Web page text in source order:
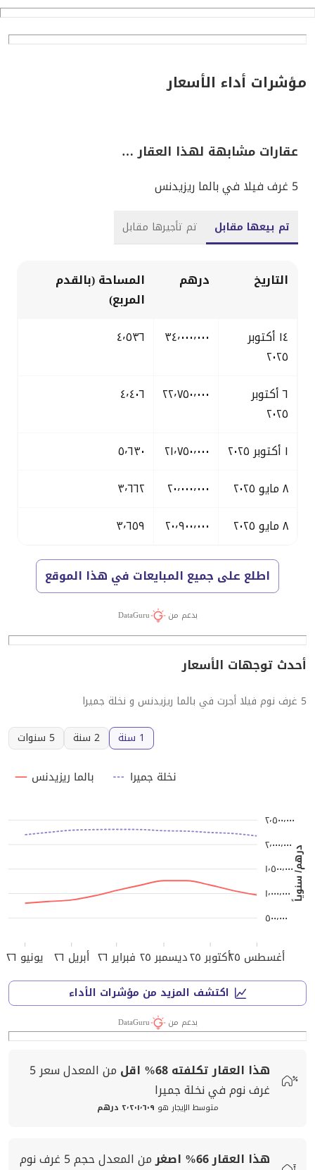
مؤشرات أداء الأسعار
عقارات مشابهة لهذا العقار …
5 غرف فيلا في بالما ريزيدنس
تم بيعها مقابل تم تأجيرها مقابل
التاريخ درهم
المساحة (بالقدم
المربع)
١٤ أكتوبر
٢٠٢٥
٣٤٬٠٠٠٬٠٠٠ ٤٬٥٣٦
٦ أكتوبر
٢٠٢٥
٢٢٬٧٥٠٬٠٠٠ ٤٬٤٠٦
١ أكتوبر ٢٠٢٥ ٢١٬٧٥٠٬٠٠٠
٥٬٦٣٠
٨ مايو ٢٠٢٥
٢٠٬٠٠٠٬٠٠٠
٣٬٦٦٢
٨ مايو ٢٠٢٥
٢٠٬٩٠٠٬٠٠٠ ٣٬٦٥٩
اطلع على جميع المبايعات في هذا الموقع
بدعم من DataGuru
أحدث توجهات الأسعار
5 غرف نوم فيلا أجرت في بالما ريزيدنس و نخلة جميرا
1 سنة
2 سنة 5 سنوات
أغسطس ٢٥ أكتوبر ٢٥ ديسمبر ٢٥ فبراير ٢٦ أبريل ٢٦ يونيو ٢٦
درهم/ سنوياً
٥٠٠٬٠٠٠
١٬٠٠٠٬٠٠٠
١٬٥٠٠٬٠٠٠
٢٬٠٠٠٬٠٠٠
٢٬٥٠٠٬٠٠٠
بالما ريزيدنس نخلة جميرا
اكتشف المزيد من مؤشرات الأداء
بدعم من DataGuru
هذا العقار تكلفته68% اقل من المعدلسعر5
غرف نوم في نخلة جميرا
متوسط الإيجار هو ٢٬٢٠١٬٦٠٩ درهم
هذا العقار66% اصغرمن المعدلحجم
5 غرف نوم